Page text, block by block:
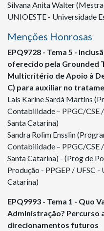
Silvana Anita Walter
UNIOESTE - Universidade
Menções Honrosas
EPQ9728 - Tema 5 -
oferecido pela Grounded
Multicritério de Apoio à
C) para auxiliar no
Laís Karine Sardá Martins
Contabilidade – PPGC/CSE
Santa Catarina)
Sandra Rolim Ensslin
Contabilidade – PPGC/CSE
Santa Catarina) - (Prog de
Produção - PPGEP / UFSC
Catarina)
EPQ9993 - Tema 1 - Quo
Administração? Percurso
direcionamentos futuros